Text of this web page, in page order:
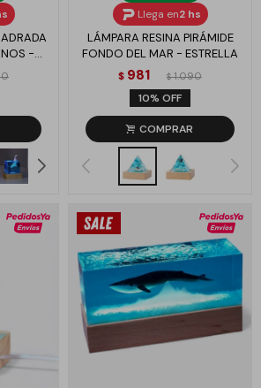
-
Llega en2 hs
LÁMPARA RESINA PIRÁMIDE
FONDO DEL MAR - ESTRELLA
$ 981 $ 1.090
10